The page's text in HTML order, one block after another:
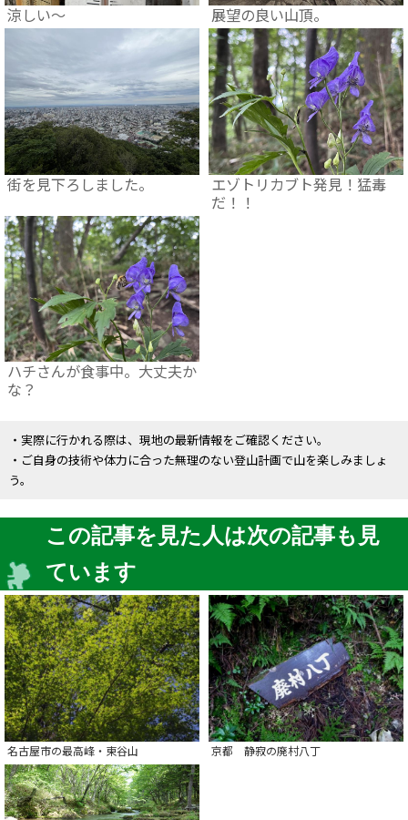
涼しい～ 展望の良い山頂。
街を見下ろしました。
エゾトリカブト発見！猛毒
だ！！
ハチさんが食事中。大丈夫か
な？
・実際に行かれる際は、現地の最新情報をご確認ください。
・ご自身の技術や体力に合った無理のない登山計画で山を楽しみましょ
う。
この記事を見た人は次の記事も見
ています
名古屋市の最高峰・東谷山 京都 静寂の廃村八丁